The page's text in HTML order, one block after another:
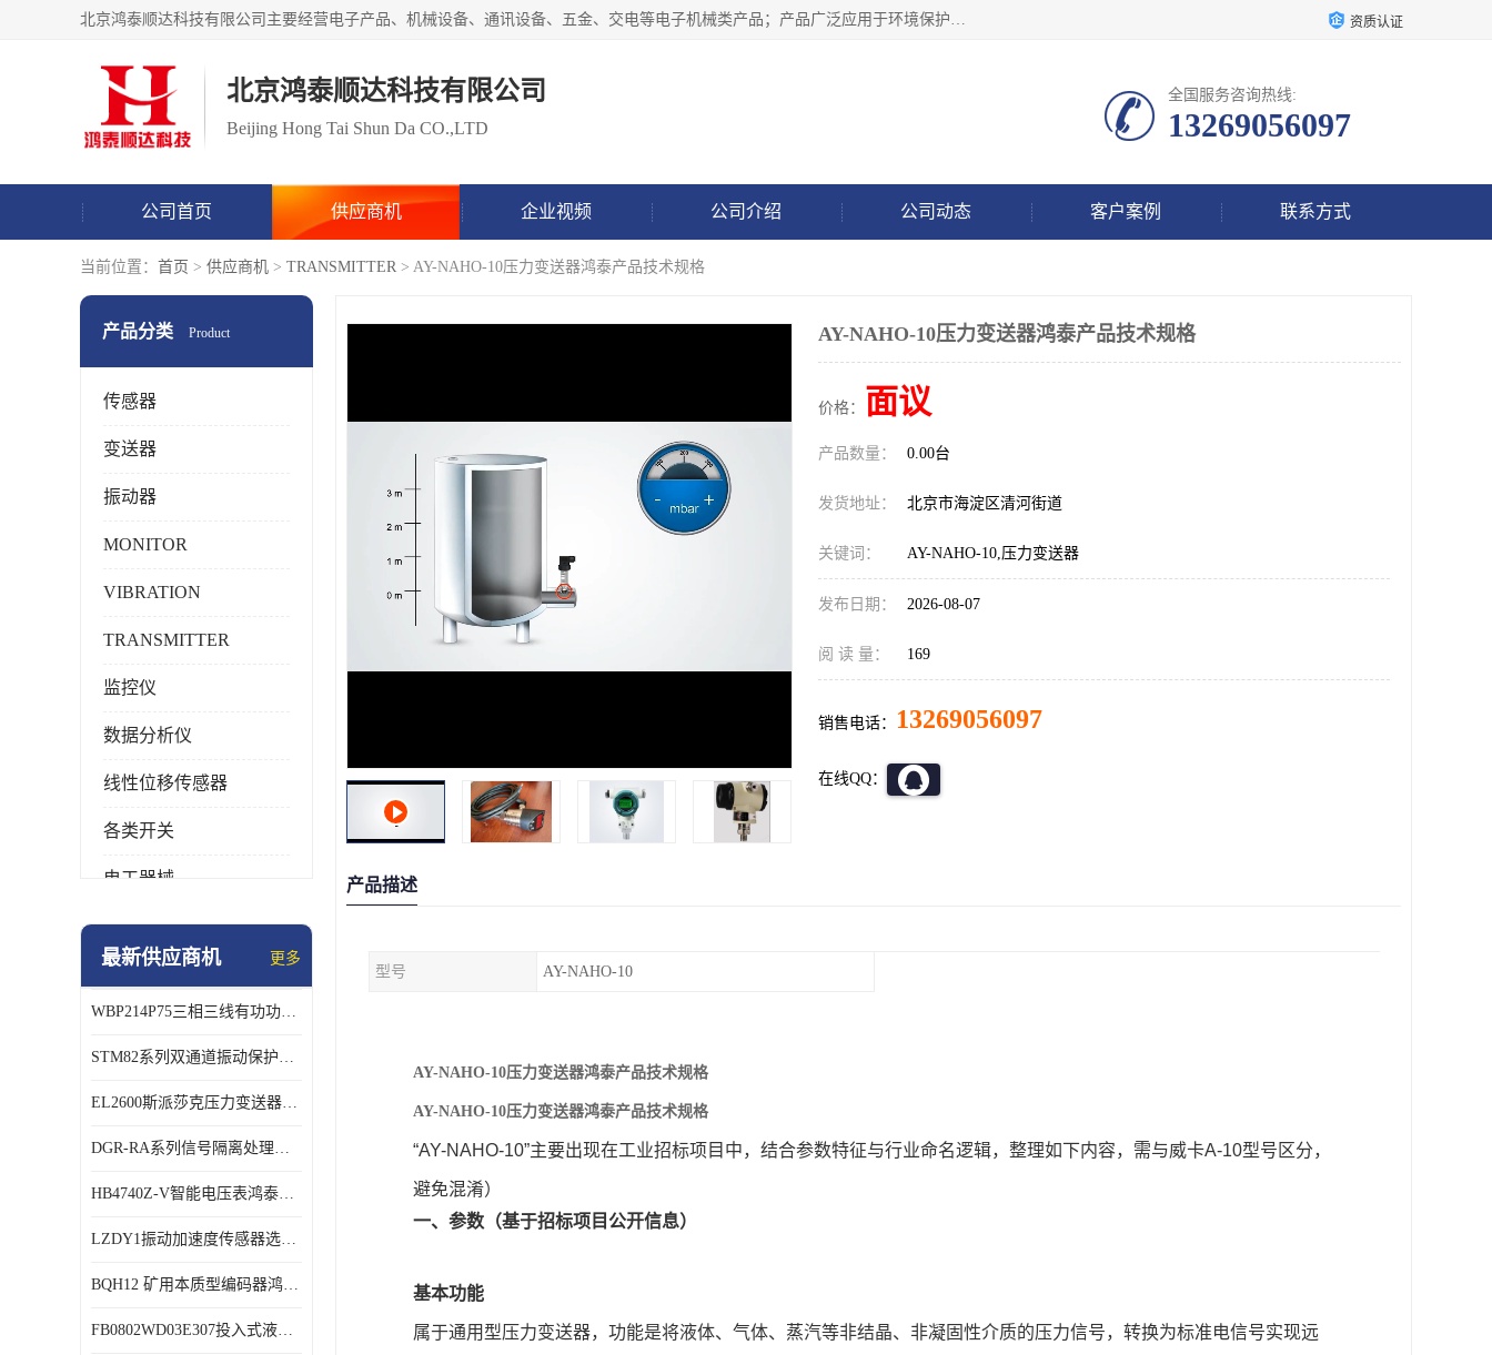
北京鸿泰顺达科技有限公司主要经营电子产品、机械设备、通讯设备、五金、交电等电子机械类产品；产品广泛应用于环境保护、石油化工、电力电子、冶金建筑、煤炭、农业、卫生防疫、教育科研等行业。并成功的与各地环境监测站、污水处理厂、卷烟厂、电厂、高校、科学院所、卫生防疫部门、煤矿、石化厂等用户建立了密切的合作关系。 资质认证
北京鸿泰顺达科技有限公司
Beijing Hong Tai Shun Da CO.,LTD
全国服务咨询热线:
13269056097
公司首页 供应商机 企业视频 公司介绍 公司动态 客户案例 联系方式
当前位置： 首页 > 供应商机 > TRANSMITTER > AY-NAHO-10压力变送器鸿泰产品技术规格
产品分类 Product
传感器
变送器
振动器
MONITOR
VIBRATION
TRANSMITTER
监控仪
数据分析仪
线性位移传感器
各类开关
电工器械
模块化产品
特殊用处传感器
特殊用途变送器
最新供应商机 更多
WBP214P75三相三线有功功率传感器鸿泰顺达产品稳定性好
STM82系列双通道振动保护表鸿泰产品技术规格
EL2600斯派莎克压力变送器技术规格
DGR-RA系列信号隔离处理器鸿泰产品技术规格
HB4740Z-V智能电压表鸿泰产品外形美观大方
LZDY1振动加速度传感器选型资料
BQH12 矿用本质型编码器鸿泰产品实物展示
FB0802WD03E307投入式液位计鸿泰产品选型参数
AY-NAHO-10压力变送器鸿泰产品技术规格
价格： 面议
产品数量： 0.00台
发货地址： 北京市海淀区清河街道
关键词： AY-NAHO-10,压力变送器
发布日期： 2026-08-07
阅 读 量： 169
销售电话： 13269056097
在线QQ：
产品描述
型号 AY-NAHO-10
AY-NAHO-10压力变送器鸿泰产品技术规格
AY-NAHO-10压力变送器鸿泰产品技术规格
“AY-NAHO-10”主要出现在工业招标项目中，结合参数特征与行业命名逻辑，整理如下内容，需与威卡A-10型号区分，
避免混淆）
一、参数（基于招标项目公开信息）
基本功能
属于通用型压力变送器，功能是将液体、气体、蒸汽等非结晶、非凝固性介质的压力信号，转换为标准电信号实现远